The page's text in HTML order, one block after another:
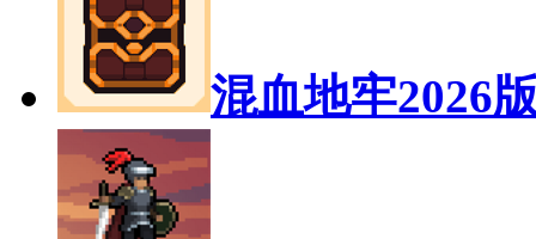
混血地牢2026